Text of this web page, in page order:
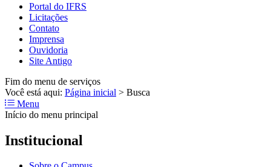
Portal do IFRS
Licitações
Contato
Imprensa
Ouvidoria
Site Antigo
Fim do menu de serviços
Você está aqui: Página inicial > Busca
Menu
Início do menu principal
Institucional